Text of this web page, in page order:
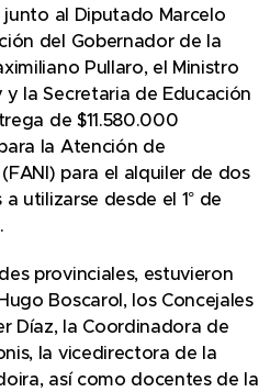
junto al Diputado Marcelo
del Gobernador de la
Pullaro, el Ministro
la Secretaria de Educación
de $11.580.000
la Atención de
para el alquiler de dos
utilizarse desde el 1° de
provinciales, estuvieron
Boscarol, los Concejales
Díaz, la Coordinadora de
la vicedirectora de la
así como docentes de la